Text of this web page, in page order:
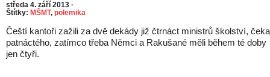
středa 4. září 2013 ·
Štítky: MŠMT, polemika
Čeští kantoři zažili za dvě dekády již čtrnáct ministrů školství,
patnáctého, zatímco třeba Němci a Rakušané měli během té doby
jen čtyři.